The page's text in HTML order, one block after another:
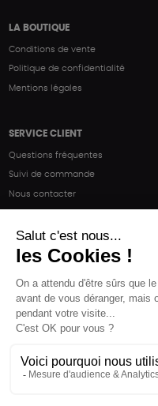
LA BOUTIQUE
Conditions de vente
Politique de confidentialité
Mentions légales
SERVICE CLIENT
Questions fréquentes
Suivi de commande
Nous contacter
SUIVEZ-NOUS
Une boutique élaborée avec